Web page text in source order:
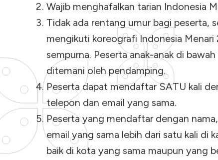
Wajib menghafalkan tarian Indonesia
Tidak ada rentang umur bagi peserta,
mengikuti koreografi Indonesia
sempurna. Peserta anak-anak di
ditemani oleh pendamping.
Peserta dapat mendaftar SATU kali
telepon dan email yang sama.
Peserta yang mendaftar dengan
email yang sama lebih dari satu kali di
baik di kota yang sama maupun yang